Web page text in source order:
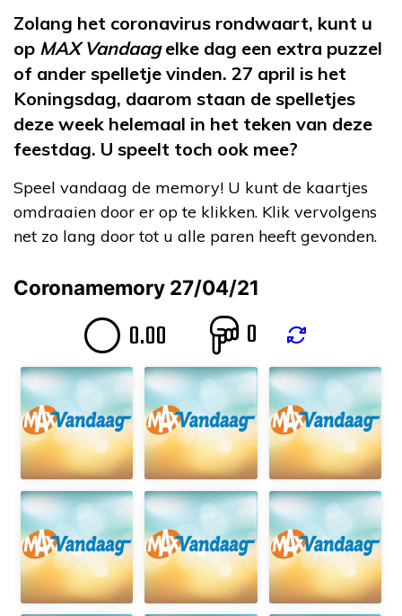
Zolang het coronavirus rondwaart, kunt u
op MAX Vandaagelke dag een extra puzzel
of ander spelletje vinden. 27 april is het
Koningsdag, daarom staan de spelletjes
deze week helemaal in het teken van deze
feestdag. U speelt toch ook mee?
Speel vandaag de memory! U kunt de kaartjes
omdraaien door er op te klikken. Klik vervolgens
net zo lang door tot u alle paren heeft gevonden.